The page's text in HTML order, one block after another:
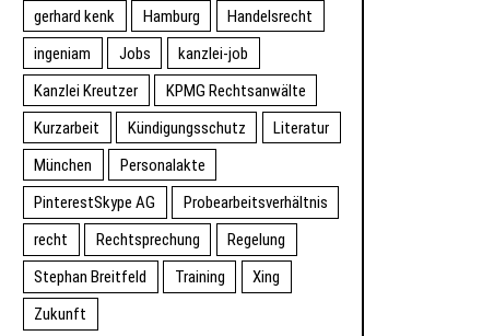
gerhard kenk
Hamburg
Handelsrecht
ingeniam
Jobs
kanzlei-job
Kanzlei Kreutzer
KPMG Rechtsanwälte
Kurzarbeit
Kündigungsschutz
Literatur
München
Personalakte
PinterestSkype AG
Probearbeitsverhältnis
recht
Rechtsprechung
Regelung
Stephan Breitfeld
Training
Xing
Zukunft